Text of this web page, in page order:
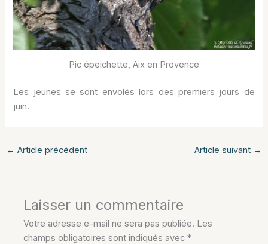
Pic épeichette, Aix en Provence
Les jeunes se sont envolés lors des premiers jours de
juin.
← Article précédent Article suivant →
Laisser un commentaire
Votre adresse e-mail ne sera pas publiée. Les
champs obligatoires sont indiqués avec*